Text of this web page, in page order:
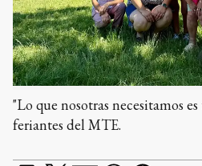
"Lo que nosotras necesitamos
feriantes del MTE.